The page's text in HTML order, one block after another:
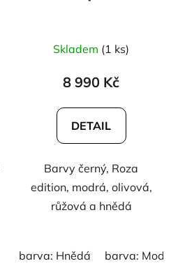
Skladem (1 ks)
8 990 Kč
DETAIL
Barvy černý, Roza
edition, modrá, olivová,
růžová a hnědá
barva: Hnědá barva: